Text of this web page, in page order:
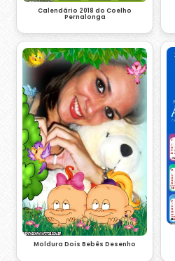
Calendário 2018 do Coelho
Pernalonga
Moldura Dois Bebês Desenho